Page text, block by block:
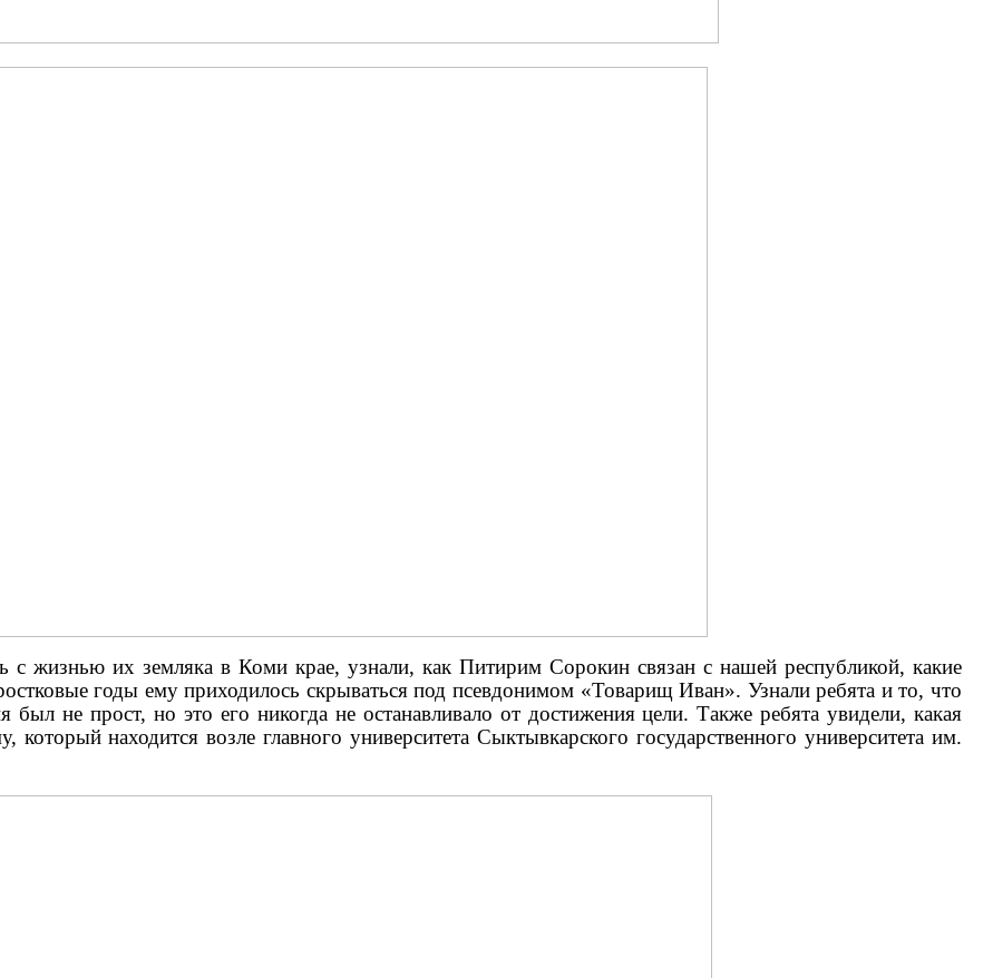
с жизнью их земляка в Коми крае, узнали, как Питирим Сорокин связан с нашей республикой, какие
годы ему приходилось скрываться под псевдонимом «Товарищ Иван». Узнали ребята и то, что
не прост, но это его никогда не останавливало от достижения цели. Также ребята увидели, какая
находится возле главного университета Сыктывкарского государственного университета им.